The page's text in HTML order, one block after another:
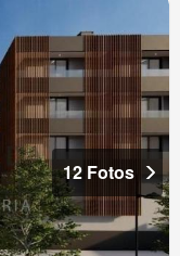
12 Fotos